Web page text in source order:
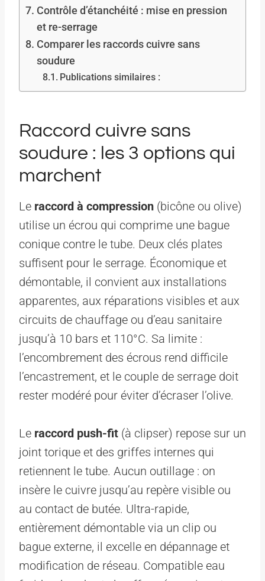
Contrôle d’étanchéité : mise en pression
et re-serrage
Comparer les raccords cuivre sans
soudure
Publications similaires :
Raccord cuivre sans
soudure : les 3 options qui
marchent
Le raccord à compression (bicône ou olive)
utilise un écrou qui comprime une bague
conique contre le tube. Deux clés plates
suffisent pour le serrage. Économique et
démontable, il convient aux installations
apparentes, aux réparations visibles et aux
circuits de chauffage ou d’eau sanitaire
jusqu’à 10 bars et 110°C. Sa limite :
l’encombrement des écrous rend difficile
l’encastrement, et le couple de serrage doit
rester modéré pour éviter d’écraser l’olive.
Le raccord push-fit (à clipser) repose sur un
joint torique et des griffes internes qui
retiennent le tube. Aucun outillage : on
insère le cuivre jusqu’au repère visible ou
au contact de butée. Ultra-rapide,
entièrement démontable via un clip ou
bague externe, il excelle en dépannage et
modification de réseau. Compatible eau